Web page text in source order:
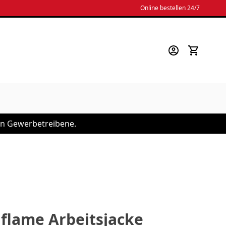
Online bestellen 24/7
Gewerbetreibene.
Arbeitsjacke